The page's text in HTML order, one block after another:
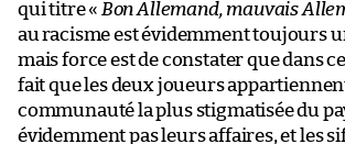
qui titre « Bon Allemand, mauvais
au racisme est évidemment toujours
mais force est de constater que dans
fait que les deux joueurs
communauté la plus stigmatisée du
évidemment pas leurs affaires, et les